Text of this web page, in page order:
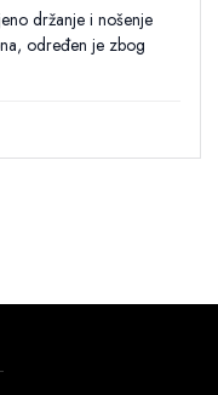
držanje i nošenje
određen je zbog